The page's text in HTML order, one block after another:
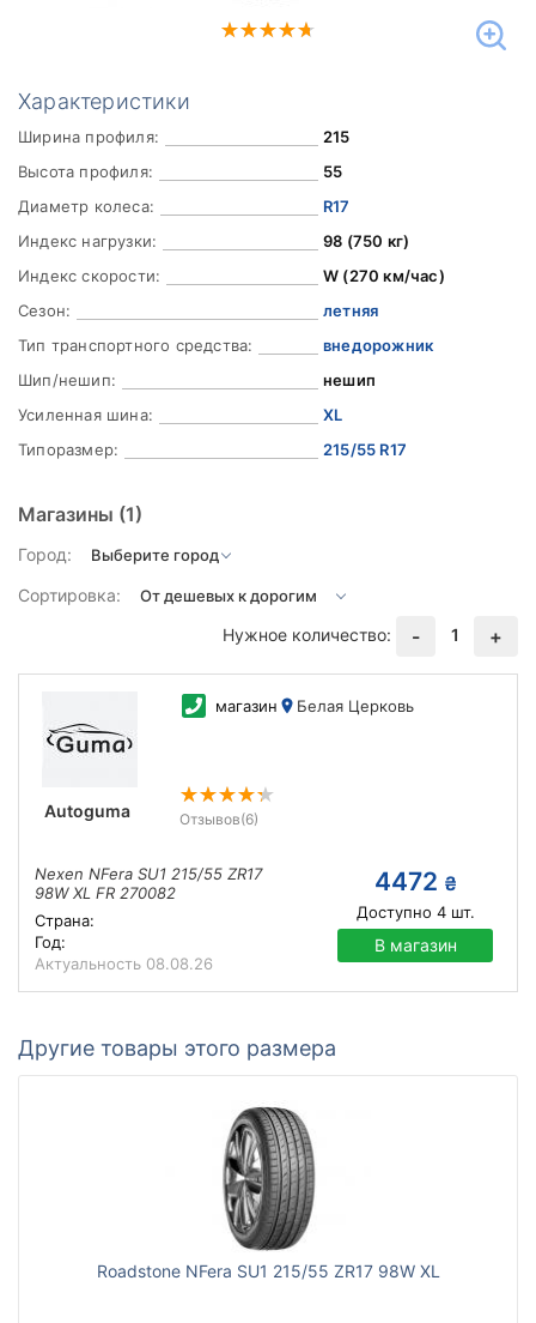
Характеристики
Ширина профиля:
215
Высота профиля:
55
Диаметр колеса:
R17
Индекс нагрузки:
98 (750 кг)
Индекс скорости:
W (270 км/час)
Сезон:
летняя
Тип транспортного средства:
внедорожник
Шип/нешип:
нешип
Усиленная шина:
XL
Типоразмер:
215/55 R17
Магазины (1)
Город:
Сортировка:
Нужное количество:
- 1 +
Autoguma
магазин Белая Церковь
Отзывов(6)
Nexen NFera SU1 215/55 ZR17
98W XL FR 270082
Страна:
Год:
Актуальность 08.08.26
4472 ₴
Доступно 4шт.
В магазин
Другие товары этого размера
Roadstone NFera SU1 215/55 ZR17 98W XL